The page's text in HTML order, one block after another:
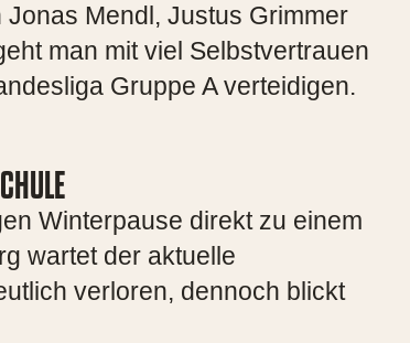
Mendl, Justus Grimmer
man mit viel Selbstvertrauen
Gruppe A verteidigen.
Winterpause direkt zu einem
wartet der aktuelle
verloren, dennoch blickt